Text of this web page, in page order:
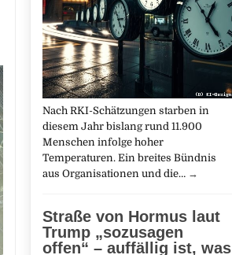
Nach RKI-Schätzungen starben in
diesem Jahr bislang rund 11.900
Menschen infolge hoher
Temperaturen. Ein breites Bündnis
aus Organisationen und die… →
Straße von Hormus laut
Trump „sozusagen
offen“ – auffällig ist, was